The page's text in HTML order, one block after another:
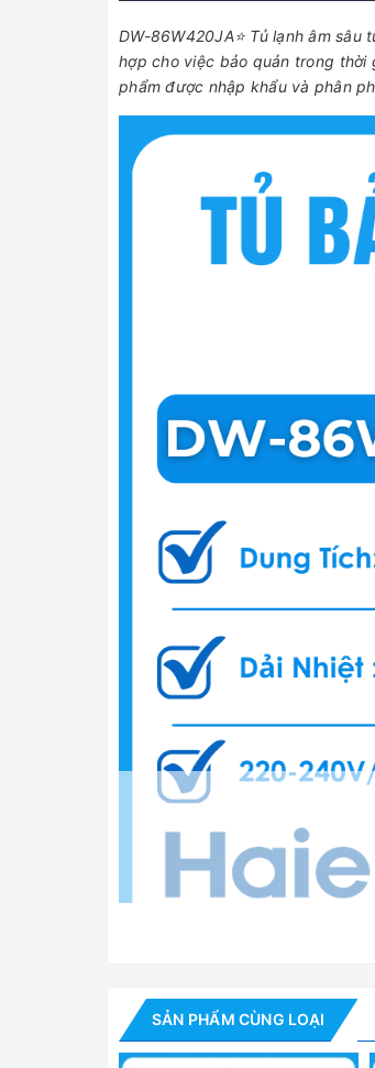
DW-86W420JA⭐ Tủ lạnh âm
hợp cho việc bảo quản trong thời
phẩm được nhập khẩu và phân
SẢN PHẨM CÙNG LOẠI